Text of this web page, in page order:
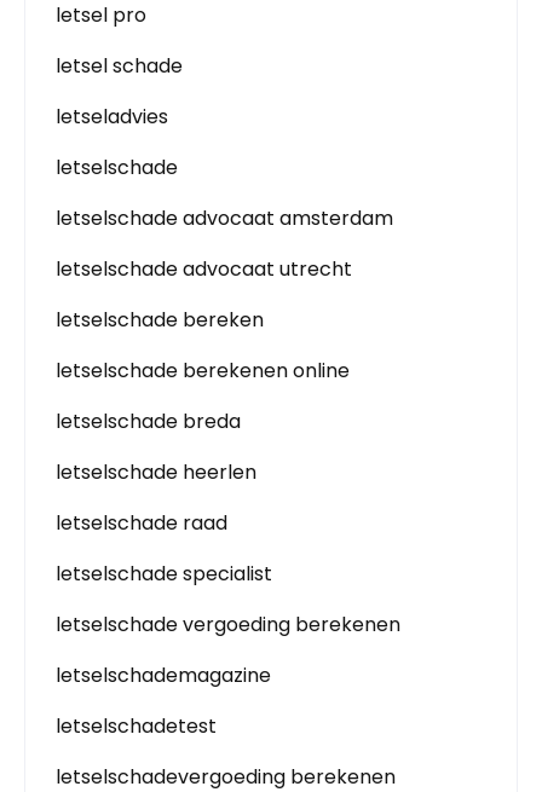
letsel pro
letsel schade
letseladvies
letselschade
letselschade advocaat amsterdam
letselschade advocaat utrecht
letselschade bereken
letselschade berekenen online
letselschade breda
letselschade heerlen
letselschade raad
letselschade specialist
letselschade vergoeding berekenen
letselschademagazine
letselschadetest
letselschadevergoeding berekenen